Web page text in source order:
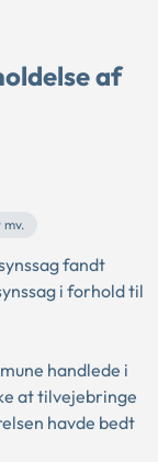
af
mv.
fandt
i forhold til
handlede i
at tilvejebringe
havde bedt